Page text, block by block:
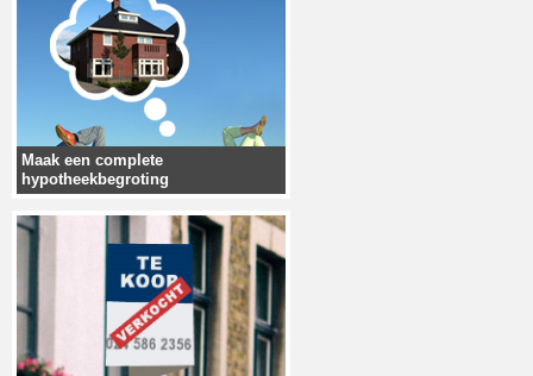
Maak een complete
hypotheekbegroting